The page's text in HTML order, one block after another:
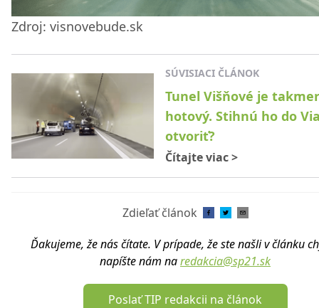
Zdroj: visnovebude.sk
SÚVISIACI ČLÁNOK
Tunel Višňové je takmer
hotový. Stihnú ho do
otvoriť?
Čítajte viac>
Zdieľať článok
Ďakujeme, že nás čítate. V prípade, že ste našli v článku
napíšte nám naredakcia@sp21.sk
Poslať TIP redakcii na článok